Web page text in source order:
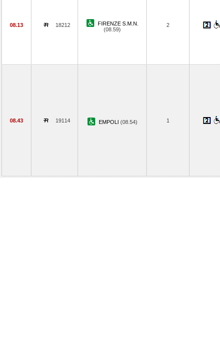
08.13 18212
FIRENZE S.M.N.
(08.59)
2
08.43 19114 EMPOLI (08.54) 1